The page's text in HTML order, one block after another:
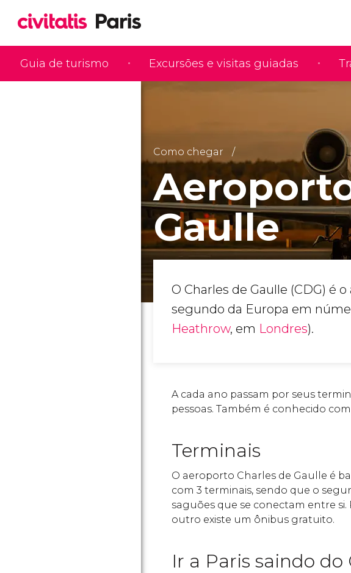
Guia de turismo Excursões e visitas guiadas
Como chegar
Gaulle
O Charles de Gaulle (CDG) é
segundo da Europa em
Heathrow, em Londres).
A cada ano passam por seus
pessoas. Também é conhecido
Terminais
O aeroporto Charles de Gaulle é
com 3 terminais, sendo que o
saguões que se conectam entre
outro existe um ônibus gratuito.
Ir a Paris saindo do